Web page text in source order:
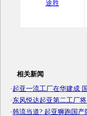
途胜
相关新闻
·起亚一流工厂在华建成
·东风悦达起亚第二工厂
·韩流当道? 起亚狮跑国产